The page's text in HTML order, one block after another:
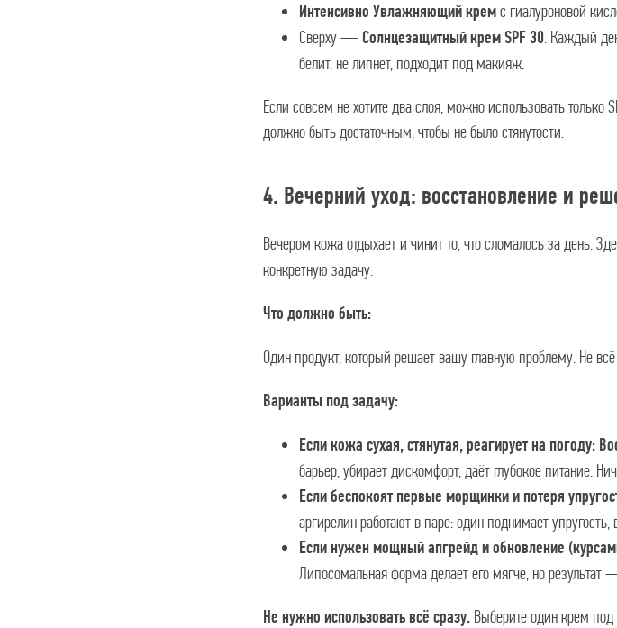
Интенсивно Увлажняющий крем с гиалуроновой
Сверху — Солнцезащитный крем SPF 30. Каждый
белит, не липнет, подходит под макияж.
Если совсем не хотите два слоя, можно использовать
должно быть достаточным, чтобы не было стянутости.
4. Вечерний уход: восстановление и
Вечером кожа отдыхает и чинит то, что сломалось за день.
конкретную задачу.
Что должно быть:
Один продукт, который решает вашу главную проблему. Не
Варианты под задачу:
Если кожа сухая, стянутая, реагирует на погоду:
барьер, убирает дискомфорт, даёт глубокое питание.
Если беспокоят первые морщинки и потеря
аргирелин работают в паре: один поднимает
Если нужен мощный апгрейд и обновление
Липосомальная форма делает его мягче, но результат
Не нужно использовать всё сразу. Выберите один крем